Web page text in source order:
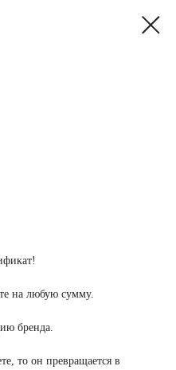
на любую сумму.
бренда.
то он превращается в